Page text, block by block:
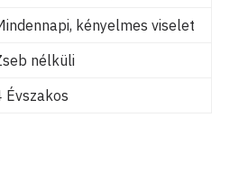
kényelmes viselet
nélküli
Évszakos